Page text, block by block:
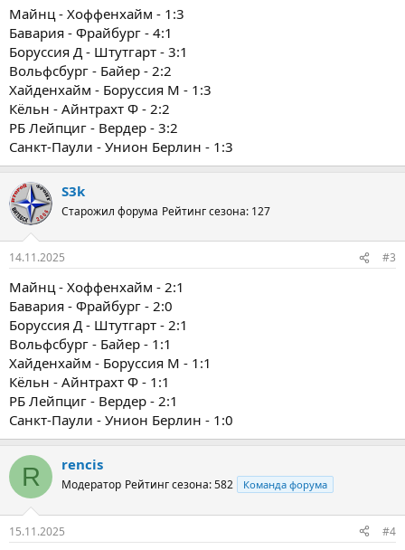
Майнц - Хоффенхайм - 1:3
Бавария - Фрайбург - 4:1
Боруссия Д - Штутгарт - 3:1
Вольфсбург - Байер - 2:2
Хайденхайм - Боруссия М - 1:3
Кёльн - Айнтрахт Ф - 2:2
РБ Лейпциг - Вердер - 3:2
Санкт-Паули - Унион Берлин - 1:3
S3k
Старожил форума Рейтинг сезона: 127
14.11.2025 #3
Майнц - Хоффенхайм - 2:1
Бавария - Фрайбург - 2:0
Боруссия Д - Штутгарт - 2:1
Вольфсбург - Байер - 1:1
Хайденхайм - Боруссия М - 1:1
Кёльн - Айнтрахт Ф - 1:1
РБ Лейпциг - Вердер - 2:1
Санкт-Паули - Унион Берлин - 1:0
R rencis
Модератор Рейтинг сезона: 582 Команда форума
15.11.2025 #4